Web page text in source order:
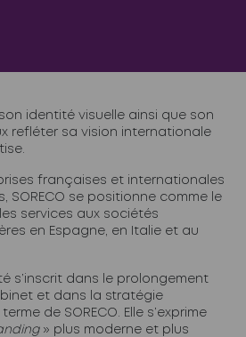
identité visuelle ainsi que son
refléter sa vision internationale
françaises et internationales
SORECO se positionne comme le
services aux sociétés
en Espagne, en Italie et au
s’inscrit dans le prolongement
et dans la stratégie
de SORECO. Elle s’exprime
» plus moderne et plus